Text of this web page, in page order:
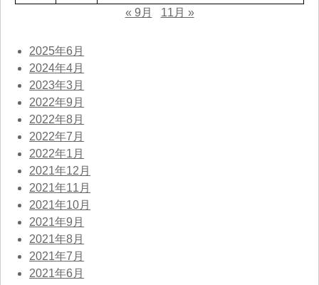
« 9月
11月 »
2025年6月
2024年4月
2023年3月
2022年9月
2022年8月
2022年7月
2022年1月
2021年12月
2021年11月
2021年10月
2021年9月
2021年8月
2021年7月
2021年6月